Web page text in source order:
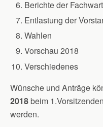
Berichte der
Entlastung der
Wahlen
Vorschau 2018
Verschiedenes
Wünsche und Anträge
2018beim
werden.